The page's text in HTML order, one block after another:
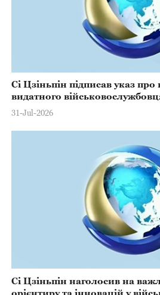
Сі Цзіньпін підписав указ
видатного
31-Jul-2026
Сі Цзіньпін наголосив на
орієнтиру та інновацій у